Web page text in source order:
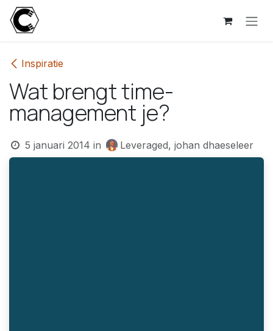
Overslaan naar inhoud
Inspiratie
Wat brengt time-
management je?
5 januari 2014 in Leveraged, johan dhaeseleer